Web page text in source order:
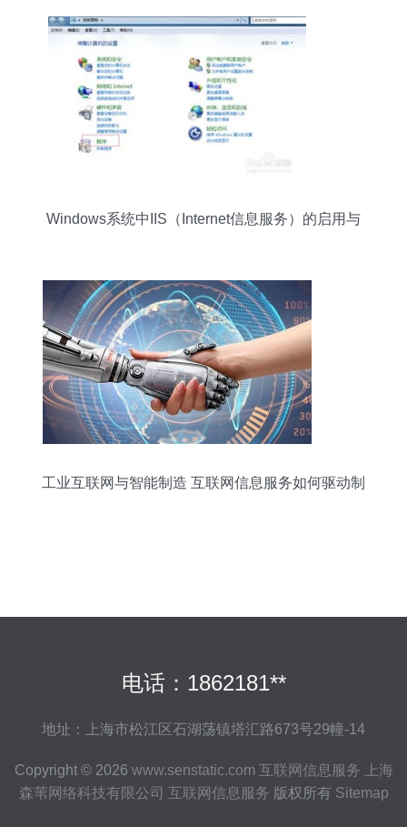
Windows系统中IIS（Internet信息服务）的启用与
工业互联网与智能制造 互联网信息服务如何驱动制
电话：1862181**
地址：上海市松江区石湖荡镇塔汇路673号29幢-14
Copyright © 2026 www.senstatic.com 互联网信息服务
上海
森苇网络科技有限公司 互联网信息服务 版权所有 Sitemap